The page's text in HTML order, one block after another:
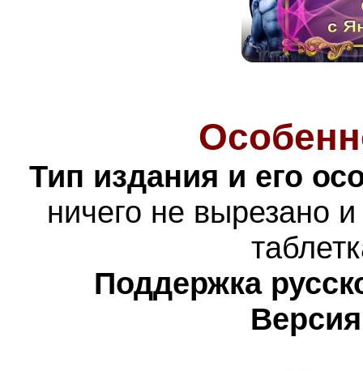
Тип издания и его
ничего не вырезано
Поддержка